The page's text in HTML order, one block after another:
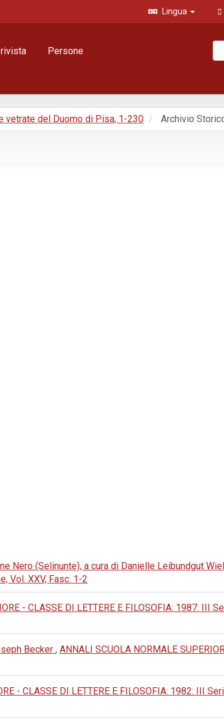
Lingua
Persone
vetrate del Duomo di Pisa, 1-230 Archivio
Nero (Selinunte), a cura di Danielle Leibundgut
Vol. XXV, Fasc. 1-2
- CLASSE DI LETTERE E FILOSOFIA: 1987: III
Becker , ANNALI SCUOLA NORMALE
- CLASSE DI LETTERE E FILOSOFIA: 1982: III